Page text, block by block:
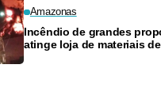
Amazonas
Incêndio de grandes
atinge loja de materiais de